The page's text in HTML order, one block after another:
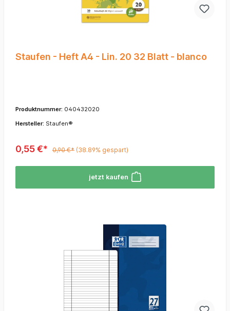
Staufen - Heft A4 - Lin. 20 32 Blatt - blanco
Produktnummer: 040432020
Hersteller: Staufen®
0,55 €* 0,90 €* (38.89% gespart)
jetzt kaufen